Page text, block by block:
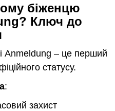
біженцю
Ключ до
Anmeldung – це перший
статусу.
:
захист